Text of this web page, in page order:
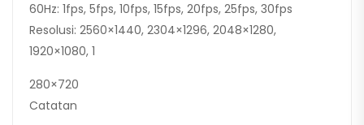
60Hz: 1fps, 5fps, 10fps, 15fps, 20fps, 25fps, 30fps
Resolusi: 2560×1440, 2304×1296, 2048×1280,
1920×1080, 1
280×720
Catatan